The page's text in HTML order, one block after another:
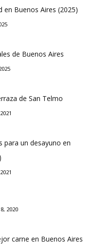
en Buenos Aires (2025)
de Buenos Aires
de San Telmo
para un desayuno en
2020
carne en Buenos Aires